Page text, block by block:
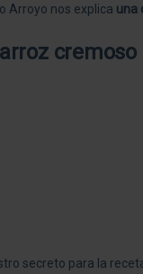
Arroyo nos explica una
secreto para la